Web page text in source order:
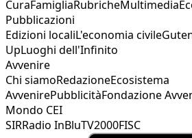
CuraFamigliaRubricheMultimedia
Pubblicazioni
Edizioni localiL'economia civile
UpLuoghi dell'Infinito
Avvenire
Chi siamoRedazioneEcosistema
AvvenirePubblicitàFondazione
Mondo CEI
SIRRadio InBluTV2000FISC